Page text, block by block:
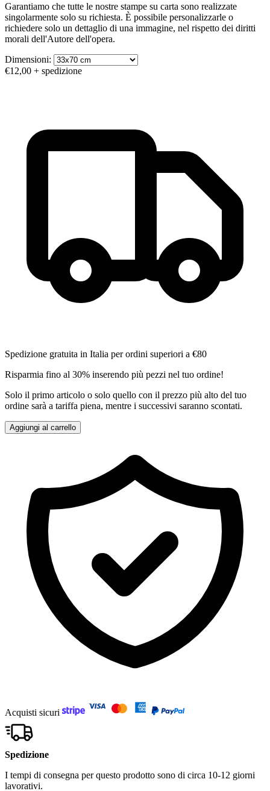
Garantiamo che tutte le nostre stampe su carta sono realizzate
singolarmente solo su richiesta. È possibile personalizzarle o
richiedere solo un dettaglio di una immagine, nel rispetto dei diritti
morali dell'Autore dell'opera.
Dimensioni:
€12,00 + spedizione
Spedizione gratuita in Italia per ordini superiori a €80
Risparmia fino al 30% inserendo più pezzi nel tuo ordine!
Solo il primo articolo o solo quello con il prezzo più alto del tuo
ordine sarà a tariffa piena, mentre i successivi saranno scontati.
Aggiungi al carrello
Acquisti sicuri
Spedizione
I tempi di consegna per questo prodotto sono di circa 10-12 giorni
lavorativi.